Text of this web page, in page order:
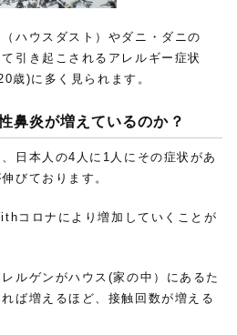
ハウスダスト）やダニ・ダニの
引き起こされるアレルギー症状
歳)に多く見られます。
鼻炎が増えているのか？
日本人の4人に1人にその症状があ
びております。
コロナにより増加していくことが
ルゲンがハウス(家の中）にあるた
ば増えるほど、接触回数が増える